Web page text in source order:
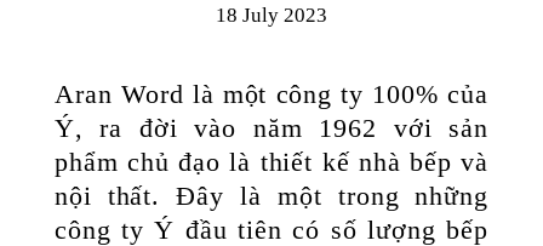
18 July 2023
Aran Word là một công ty 100% của
Ý, ra đời vào năm 1962 với sản
phẩm chủ đạo là thiết kế nhà bếp và
nội thất. Đây là một trong những
công ty Ý đầu tiên có số lượng bếp